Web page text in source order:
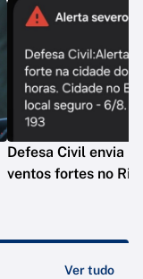
Defesa Civil envia
ventos fortes no Rio
Ver tudo